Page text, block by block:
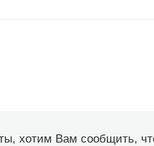
хотим Вам сообщить,